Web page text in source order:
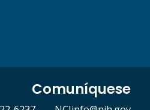
Comuníquese